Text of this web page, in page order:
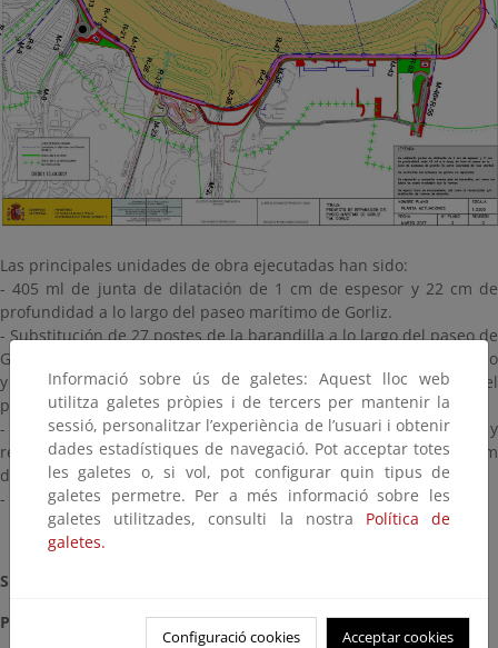
Las principales unidades de obra ejecutadas han sido:
- 405 ml de junta de dilatación de 1 cm de espesor y 22 cm de
profundidad a lo largo del paseo marítimo de Gorliz.
- Substitución de 27 postes de la barandilla a lo largo del paseo de
Gorliz, al objeto de sustituir las que se encontraban en mal estado
y la ejecución de juntas de dilatación a lo largo de barandilla del
paseo.
- Sustitución de 63 ml de barandilla, de 30 y 50 mm de diámetro, y
reparación de las soldaduras en mal estado a lo largo de los 2 km
del paseo.
- Sustitución de 135 metros cuadrados de baldosas de granito.
Situación:
Plazo
Informació sobre ús de galetes: Aquest lloc web
utilitza galetes pròpies i de tercers per mantenir la
sessió, personalitzar l’experiència de l’usuari i obtenir
dades estadístiques de navegació. Pot acceptar totes
les galetes o, si vol, pot configurar quin tipus de
galetes permetre. Per a més informació sobre les
galetes utilitzades, consulti la nostra Política de
galetes.
Configuració cookies Acceptar cookies